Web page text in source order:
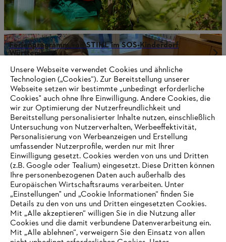
Ferienprogramm von STIHL im SOS-Kinderdorf
Württemberg
Informationen für Lieferanten
Produkte
Kontakt
Karriere
Hinweisgebersystem
Unsere Webseite verwendet Cookies und ähnliche
Technologien („Cookies“). Zur Bereitstellung unserer
Webseite setzen wir bestimmte „unbedingt erforderliche
Cookies" auch ohne Ihre Einwilligung. Andere Cookies, die
wir zur Optimierung der Nutzerfreundlichkeit und
Bereitstellung personalisierter Inhalte nutzen, einschließlich
Untersuchung von Nutzerverhalten, Werbeeffektivität,
Personalisierung von Werbeanzeigen und Erstellung
umfassender Nutzerprofile, werden nur mit Ihrer
Einwilligung gesetzt. Cookies werden von uns und Dritten
(z.B. Google oder Tealium) eingesetzt. Diese Dritten können
Ihre personenbezogenen Daten auch außerhalb des
Europäischen Wirtschaftsraums verarbeiten. Unter
„Einstellungen" und „Cookie Informationen“ finden Sie
Details zu den von uns und Dritten eingesetzten Cookies.
Mit „Alle akzeptieren“ willigen Sie in die Nutzung aller
Cookies und die damit verbundene Datenverarbeitung ein.
Mit „Alle ablehnen“, verweigern Sie den Einsatz von allen